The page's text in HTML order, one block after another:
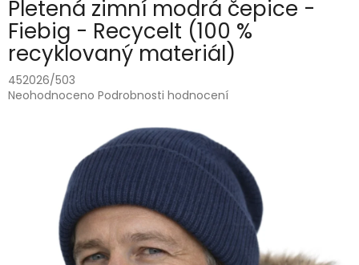
Pletená zimní modrá čepice -
Fiebig - Recycelt (100 %
recyklovaný materiál)
452026/503
Průměrné
hvězdiček.
Neohodnoceno Podrobnosti hodnocení